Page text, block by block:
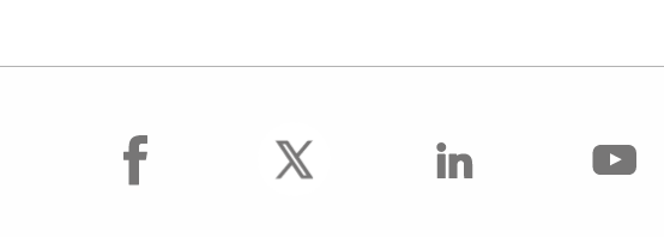
facebook